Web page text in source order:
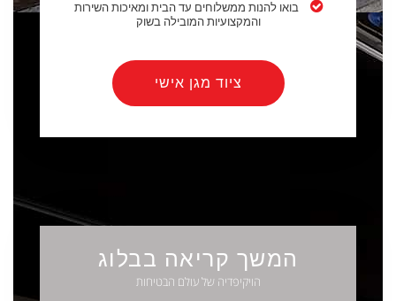
בואו להנות ממשלוחים עד הבית ומאיכות השירות
והמקצועיות המובילה בשוק
ציוד מגן אישי
המשך קריאה בבלוג
הויקיפדיה של עולם הבטיחות